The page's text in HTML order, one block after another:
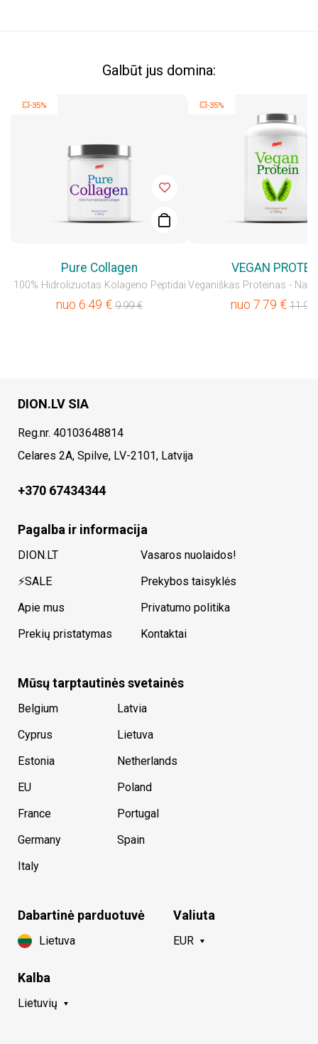
Galbūt jus domina:
💥-35%
Pure Collagen
100% Hidrolizuotas Kolageno Peptidai
nuo 6.49 € 9.99€
💥-35%
VEGAN
nuo 7.79 € 11.99
DION.LV SIA
Reg.nr. 40103648814
Celares 2A, Spilve, LV-2101, Latvija
+370 67434344
Pagalba ir informacija
DION.LT
⚡SALE
Apie mus
Prekių pristatymas
Vasaros nuolaidos!
Prekybos taisyklės
Privatumo politika
Kontaktai
Mūsų tarptautinės svetainės
Belgium
Cyprus
Estonia
EU
France
Germany
Italy
Latvia
Lietuva
Netherlands
Poland
Portugal
Spain
Dabartinė parduotuvė
Lietuva
Kalba
Lietuvių
Valiuta
EUR